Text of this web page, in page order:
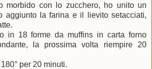
morbido con lo zucchero, ho unito un
aggiunto la farina e il lievito setacciati,
in 18 forme da muffins in carta forno
la prossima volta riempire 20
per 20 minuti.